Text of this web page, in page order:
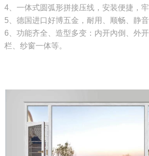
4、一体式圆弧形拼接压线，安装便捷，牢
5、德国进口好博五金，耐用、顺畅、静音
6、功能齐全、造型多变：内开內倒、外
栏、纱窗一体等。